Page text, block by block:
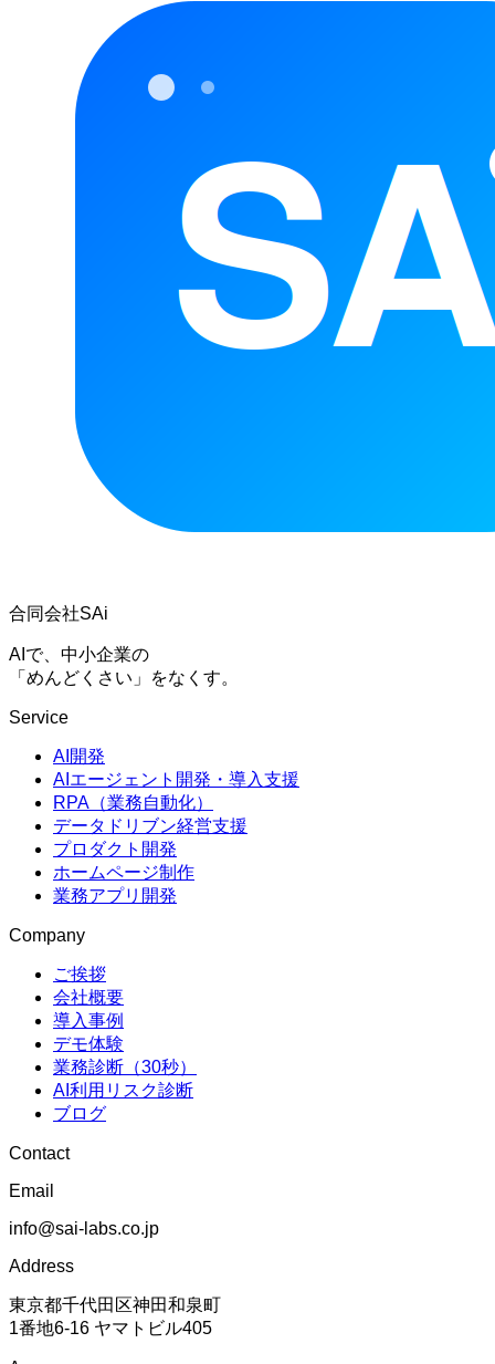
合同会社SAi
AIで、中小企業の
「めんどくさい」をなくす。
Service
AI開発
AIエージェント開発・導入支援
RPA（業務自動化）
データドリブン経営支援
プロダクト開発
ホームページ制作
業務アプリ開発
Company
ご挨拶
会社概要
導入事例
デモ体験
業務診断（30秒）
AI利用リスク診断
ブログ
Contact
Email
info@sai-labs.co.jp
Address
東京都千代田区神田和泉町
1番地6-16 ヤマトビル405